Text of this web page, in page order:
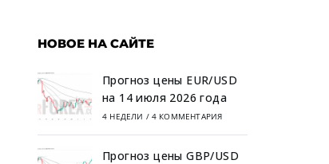
НОВОЕ НА САЙТЕ
Прогноз цены EUR/USD
на 14 июля 2026 года
4 НЕДЕЛИ / 4 КОММЕНТАРИЯ
Прогноз цены GBP/USD